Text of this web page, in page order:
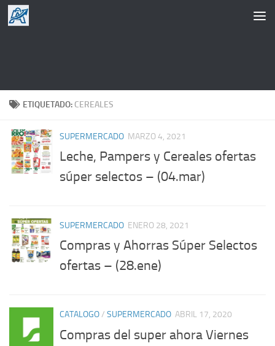
Saltar al contenido
ETIQUETADO: CEREALES
SUPERMERCADO MARZO 4, 2021
Leche, Pampers y Cereales ofertas
súper selectos – (04.mar)
SUPERMERCADO ENERO 28, 2021
Compras y Ahorras Súper Selectos
ofertas – (28.ene)
CATALOGO/ SUPERMERCADO ABRIL 17, 2020
Compras del super ahora Viernes